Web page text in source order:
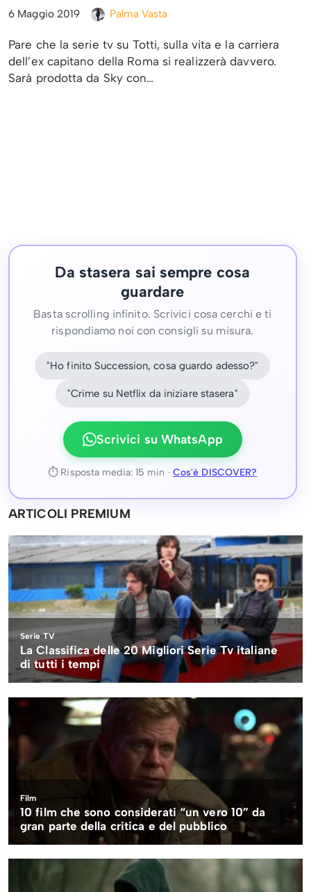
6 Maggio 2019 Palma Vasta
Pare che la serie tv su Totti, sulla vita e la carriera
dell’ex capitano della Roma si realizzerà davvero.
Sarà prodotta da Sky con…
Da stasera sai sempre cosa
guardare
Basta scrolling infinito. Scrivici cosa cerchi e ti
rispondiamo noi con consigli su misura.
"Ho finito Succession, cosa guardo adesso?"
"Crime su Netflix da iniziare stasera"
Scrivici su WhatsApp
⏱ Risposta media: 15 min · Cos'è DISCOVER?
ARTICOLI PREMIUM